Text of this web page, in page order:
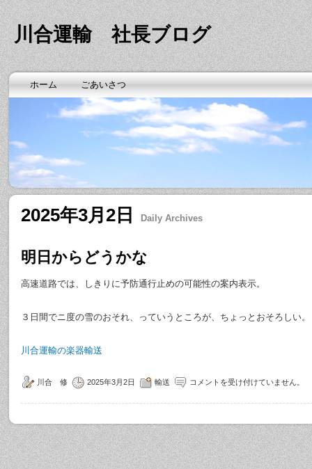
川合運輸 社長ブログ
ホーム ごあいさつ
2025年3月2日 Daily Archives
明日からどうかな
高速道路では、しきりに予防通行止めの可能性の案内表示。
３日間でニ度の雪のおそれ、っていうところが、ちょっとおそろしい。
川合運輸の楽器輸送
川合 修 2025年3月2日 輸送 コメントを受け付けていません。